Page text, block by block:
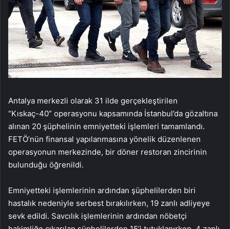
Antalya merkezli olarak 31 ilde gerçekleştirilen
“Kıskaç-40” operasyonu kapsamında İstanbul’da gözaltına
alınan 20 şüphelinin emniyetteki işlemleri tamamlandı.
FETÖ’nün finansal yapılanmasına yönelik düzenlenen
operasyonun merkezinde, bir döner restoran zincirinin
bulunduğu öğrenildi.
Emniyetteki işlemlerinin ardından şüphelilerden biri
hastalık nedeniyle serbest bırakılırken, 19 zanlı adliyeye
sevk edildi. Savcılık işlemlerinin ardından nöbetçi